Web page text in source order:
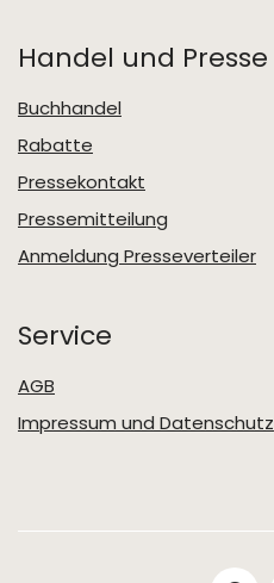
Handel und Presse
Buchhandel
Rabatte
Pressekontakt
Pressemitteilung
Anmeldung Presseverteiler
Service
AGB
Impressum und Datenschutz